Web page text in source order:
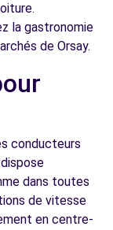
la gastronomie
de Orsay.
conducteurs
dans toutes
de vitesse
en centre-